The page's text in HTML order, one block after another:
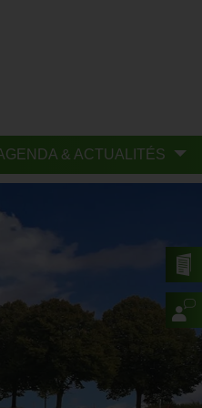
& ACTUALITÉS
Seine Funktionalität ist